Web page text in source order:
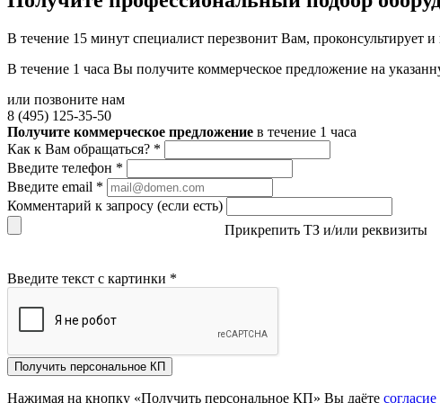
В течение 15 минут специалист перезвонит Вам, проконсультирует
В течение 1 часа Вы получите коммерческое предложение на
или позвоните нам
8 (495) 125-35-50
Получите коммерческое предложение в течение 1 часа
Как к Вам обращаться? *
Введите телефон *
Введите email *
Комментарий к запросу (если есть)
Прикрепить ТЗ и/или реквизиты
Введите текст с картинки *
Получить персональное КП
Нажимая на кнопку «Получить персональное КП» Вы даёте